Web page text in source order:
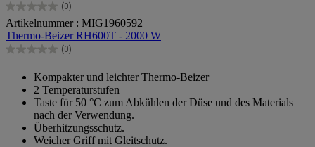
(0)
0.0
von
5
Sternen.
Artikelnummer : MIG1960592
Thermo-Beizer RH600T - 2000 W
(0)
0.0
Sternen.
Kompakter und leichter Thermo-Beizer
2 Temperaturstufen
Taste für 50 °C zum Abkühlen der Düse und des Materials
nach der Verwendung.
Überhitzungsschutz.
Weicher Griff mit Gleitschutz.